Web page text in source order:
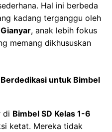
Hal ini berbeda
kadang terganggu oleh
, anak lebih fokus
memang dikhususkan
untuk Bimbel
di Bimbel SD Kelas 1-6
ketat. Mereka tidak